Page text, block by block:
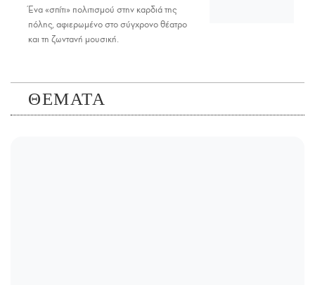
Ένα «σπίτι» πολιτισμού στην καρδιά της
πόλης, αφιερωμένο στο σύγχρονο θέατρο
και τη ζωντανή μουσική.
ΘΕΜΑΤΑ